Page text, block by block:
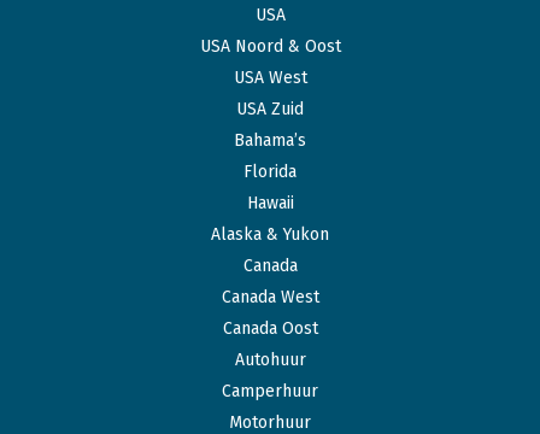
USA
USA Noord & Oost
USA West
USA Zuid
Bahama’s
Florida
Hawaii
Alaska & Yukon
Canada
Canada West
Canada Oost
Autohuur
Camperhuur
Motorhuur